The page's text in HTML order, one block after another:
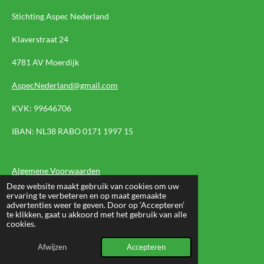
Deze website maakt gebruik van cookies om uw
ervaring te verbeteren en op maat gemaakte
advertenties weer te geven. Door op ‘Accepteren’
te klikken, gaat u akkoord met het gebruik van alle
cookies.
Afwijzen Accepteren
Stichting Aspec Nederland
Klaverstraat 24
4781 AV Moerdijk
AspecNederland@gmail.com
KVK: 99646706
IBAN: NL38 RABO 0171 1997 15
Algemene Voorwaarden
Privacyverklaring